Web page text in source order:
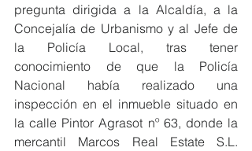
pregunta dirigida a la Alcaldía, a la
Concejalía de Urbanismo y al Jefe de
la Policía Local, tras tener
conocimiento de que la Policía
Nacional había realizado una
inspección en el inmueble situado en
la calle Pintor Agrasot nº 63, donde la
mercantil Marcos Real Estate S.L.